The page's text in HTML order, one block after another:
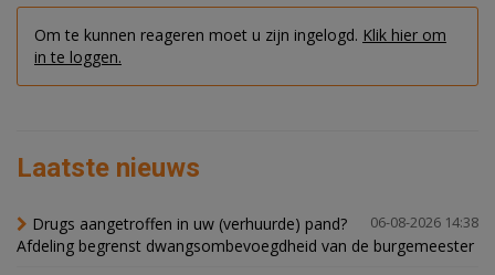
Om te kunnen reageren moet u zijn ingelogd. Klik hier om
in te loggen.
Laatste nieuws
06-08-2026 14:38
Drugs aangetroffen in uw (verhuurde) pand?
Afdeling begrenst dwangsombevoegdheid van de burgemeester